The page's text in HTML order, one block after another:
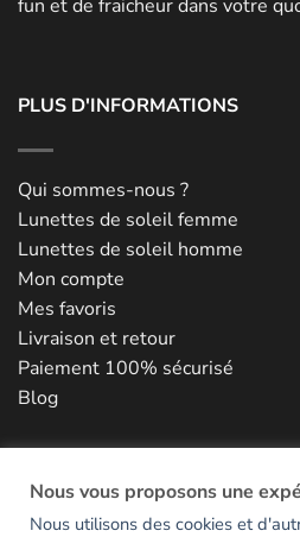
fun et de fraicheur dans votre
PLUS D'INFORMATIONS
Qui sommes-nous ?
Lunettes de soleil femme
Lunettes de soleil homme
Mon compte
Mes favoris
Livraison et retour
Paiement 100% sécurisé
Blog
Nous vous proposons une
Nous utilisons des cookies et